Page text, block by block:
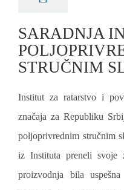
SARADNJA
STRUČNIM
Institut za ratarstvo i
značaja za Republiku
poljoprivrednim stručnim
iz Instituta preneli svoje
proizvodnja bila